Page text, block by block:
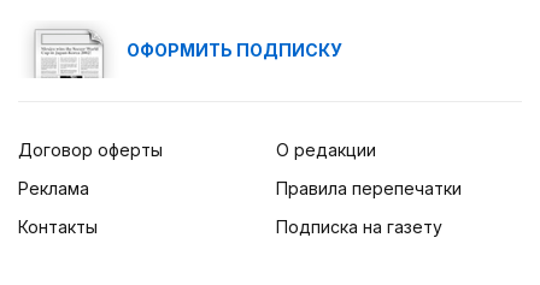
ОФОРМИТЬ ПОДПИСКУ
Договор оферты
Реклама
Контакты
О редакции
Правила перепечатки
Подписка на газету